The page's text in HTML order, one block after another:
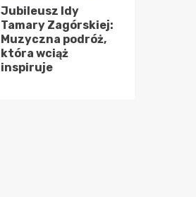
Jubileusz Idy
Tamary Zagórskiej:
Muzyczna podróż,
która wciąż
inspiruje